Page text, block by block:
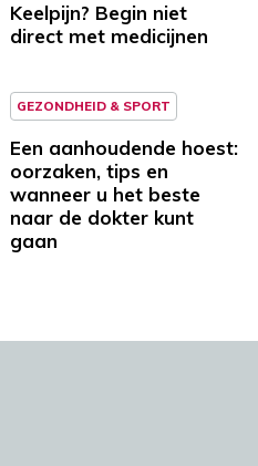
Keelpijn? Begin niet
direct met medicijnen
GEZONDHEID & SPORT
Een aanhoudende hoest:
oorzaken, tips en
wanneer u het beste
naar de dokter kunt
gaan